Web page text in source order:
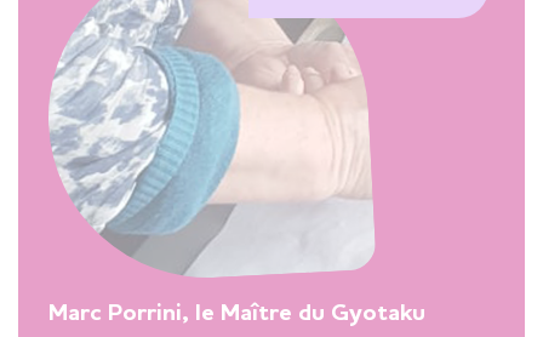
Marc Porrini, le Maître du Gyotaku